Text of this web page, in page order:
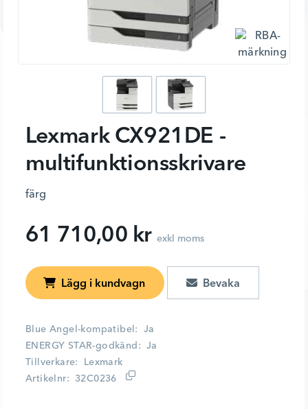
Lexmark CX921DE -
multifunktionsskrivare
färg
Blue Angel-kompatibel
Ja
ENERGY STAR-godkänd
Ja
Tillverkare
Lexmark
Artikelnr
32C0236
61 710,00 kr exkl moms
Lägg i kundvagn